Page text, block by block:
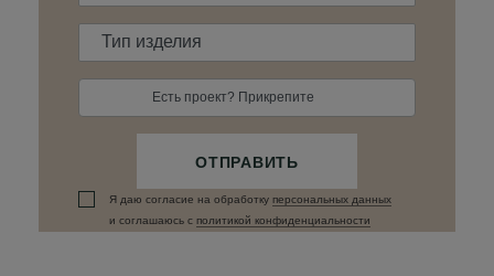
Есть проект? Прикрепите
ОТПРАВИТЬ
Я даю согласие на обработку персональных данныx
и соглашаюсь c политикой конфиденциальности